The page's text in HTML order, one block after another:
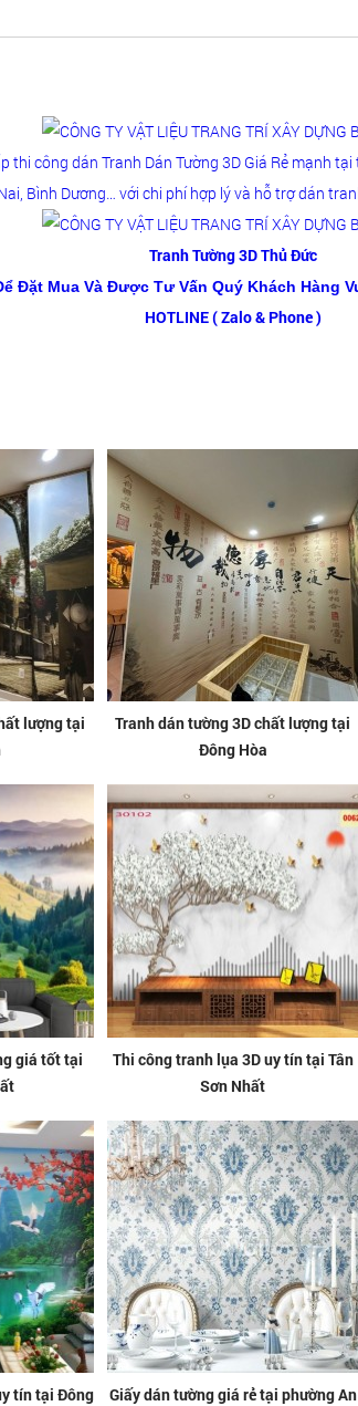
thi công dán Tranh Dán Tường 3D Giá Rẻ mạnh
Bình Dương… với chi phí hợp lý và hỗ trợ dán
Tranh Tường 3D Thủ Đức
Đặt Mua Và Được Tư Vấn Quý Khách Hàng
HOTLINE ( Zalo & Phone )
lượng tại
Tranh dán tường 3D chất lượng tại
Đông Hòa
giá tốt tại
Thi công tranh lụa 3D uy tín tại Tân
Sơn Nhất
tín tại Đông
Giấy dán tường giá rẻ tại phường An